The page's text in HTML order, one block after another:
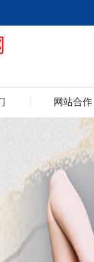
网站合作